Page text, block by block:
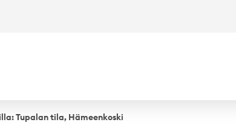
Tupalan tila, Hämeenkoski